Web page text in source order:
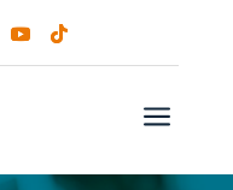
a